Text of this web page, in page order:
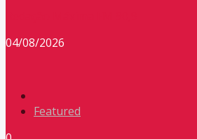
04/08/2026
Featured